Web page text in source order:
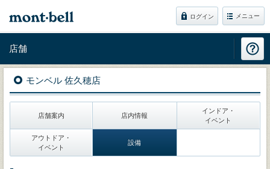
ログイン メニュー
店舗
モンベル 佐久穂店
店舗案内 店内情報
インドア・
イベント
アウトドア・
イベント
設備